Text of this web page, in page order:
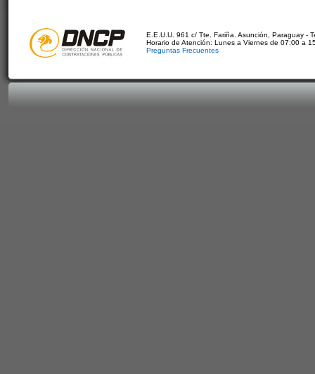
E.E.U.U. 961 c/ Tte. Fariña. Asunción, Paraguay -
Horario de Atención: Lunes a Viernes de 07:00 a
Preguntas Frecuentes